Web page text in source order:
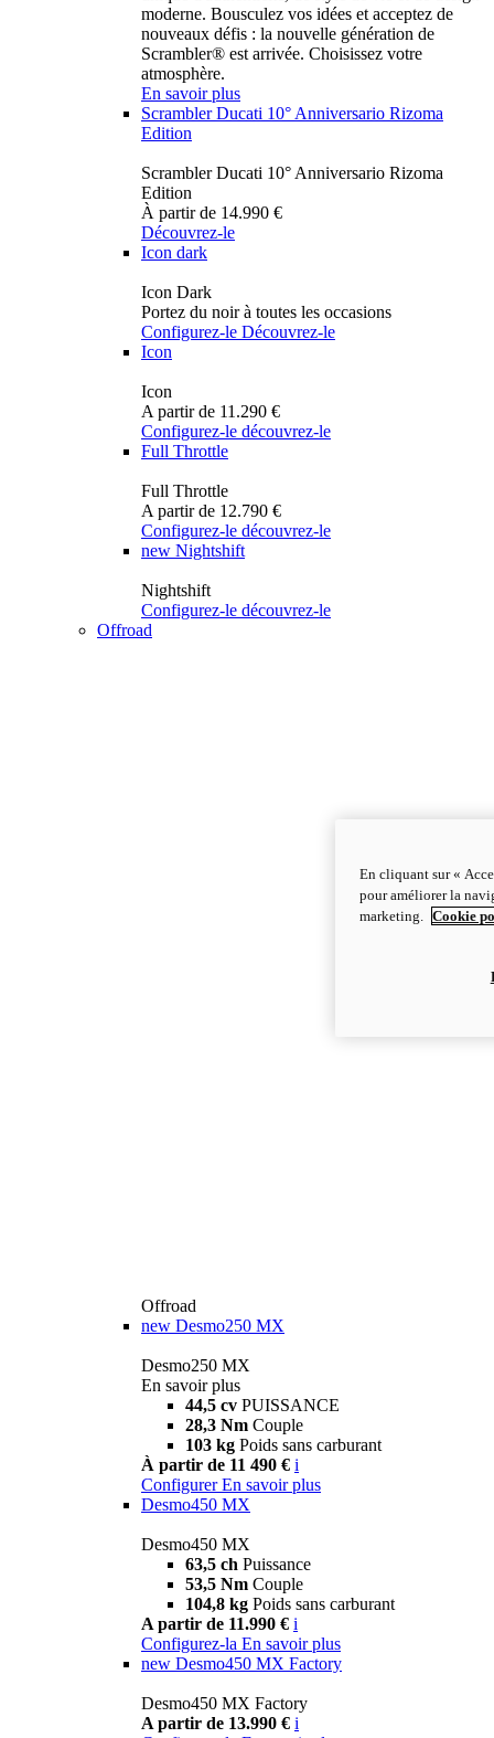
moderne. Bousculez vos idées et acceptez de
nouveaux défis : la nouvelle génération de
Scrambler® est arrivée. Choisissez votre
atmosphère.
En savoir plus
Scrambler Ducati 10° Anniversario Rizoma
Edition
Scrambler Ducati 10° Anniversario Rizoma
Edition
À partir de 14.990 €
Découvrez-le
Icon dark
Icon Dark
Portez du noir à toutes les occasions
Configurez-le Découvrez-le
Icon
Icon
A partir de 11.290 €
Configurez-le découvrez-le
Full Throttle
Full Throttle
A partir de 12.790 €
Configurez-le découvrez-le
new Nightshift
Nightshift
Configurez-le découvrez-le
Offroad
Offroad
new Desmo250 MX
Desmo250 MX
En savoir plus
44,5 cv PUISSANCE
28,3 Nm Couple
103 kg Poids sans carburant
À partir de 11 490 € i
Configurer En savoir plus
Desmo450 MX
Desmo450 MX
63,5 ch Puissance
53,5 Nm Couple
104,8 kg Poids sans carburant
A partir de 11.990 € i
Configurez-la En savoir plus
new Desmo450 MX Factory
Desmo450 MX Factory
A partir de 13.990 € i
En cliquant sur «
pour améliorer la
marketing.
Cookie